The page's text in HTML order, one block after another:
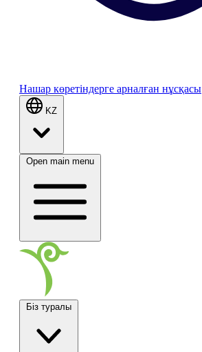
Нашар көретіндерге арналған нұсқасы
KZ
Open main menu
Біз туралы